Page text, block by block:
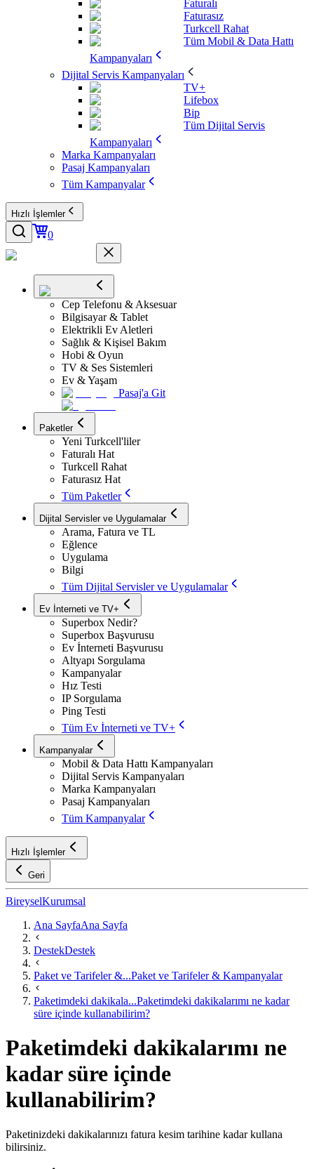
Faturalı
Faturasız
Turkcell Rahat
Tüm Mobil & Data Hattı
Kampanyaları
Dijital Servis Kampanyaları
TV+
Lifebox
Bip
Tüm Dijital Servis
Kampanyaları
Marka Kampanyaları
Pasaj Kampanyaları
Tüm Kampanyalar
Hızlı İşlemler
0
Cep Telefonu & Aksesuar
Bilgisayar & Tablet
Elektrikli Ev Aletleri
Sağlık & Kişisel Bakım
Hobi & Oyun
TV & Ses Sistemleri
Ev & Yaşam
Pasaj'a Git
Paketler
Yeni Turkcell'liler
Faturalı Hat
Turkcell Rahat
Faturasız Hat
Tüm Paketler
Dijital Servisler ve Uygulamalar
Arama, Fatura ve TL
Eğlence
Uygulama
Bilgi
Tüm Dijital Servisler ve Uygulamalar
Ev İnterneti ve TV+
Superbox Nedir?
Superbox Başvurusu
Ev İnterneti Başvurusu
Altyapı Sorgulama
Kampanyalar
Hız Testi
IP Sorgulama
Ping Testi
Tüm Ev İnterneti ve TV+
Kampanyalar
Mobil & Data Hattı Kampanyaları
Dijital Servis Kampanyaları
Marka Kampanyaları
Pasaj Kampanyaları
Tüm Kampanyalar
Hızlı İşlemler
Geri
BireyselKurumsal
Ana SayfaAna Sayfa
DestekDestek
Paket ve Tarifeler &...Paket ve Tarifeler & Kampanyalar
Paketimdeki dakikala...Paketimdeki dakikalarımı ne kadar
süre içinde kullanabilirim?
Paketimdeki dakikalarımı ne
kadar süre içinde
kullanabilirim?
​Paketinizdeki dakikalarınızı fatura kesim tarihine kadar kullana​
bilirsiniz.​